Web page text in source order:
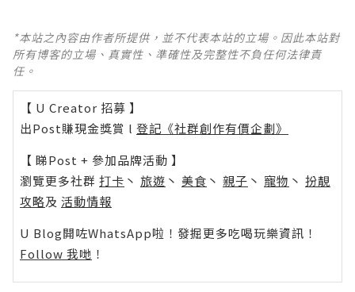
*本站之內容由作者所提供，並不代表本站的立場。因此本站對
所有博客的立場、真實性、準確性及完整性不負任何法律責
任。
【 U Creator 招募 】
出Post賺現金獎賞 l 登記《社群創作有價企劃》
【 睇Post + 參加品牌活動 】
瀏覽更多社群 打卡 丶 旅遊 丶 美食 丶 親子 丶 寵物 丶 扮靚
攻略及 活動情報
U Blog開咗WhatsApp啦！發掘更多吃喝玩樂資訊！
Follow 我哋 ！